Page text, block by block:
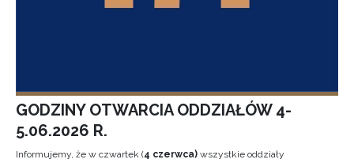
GODZINY OTWARCIA ODDZIAŁÓW 4-
5.06.2026 R.
Informujemy, że w czwartek (4 czerwca) wszystkie oddziały